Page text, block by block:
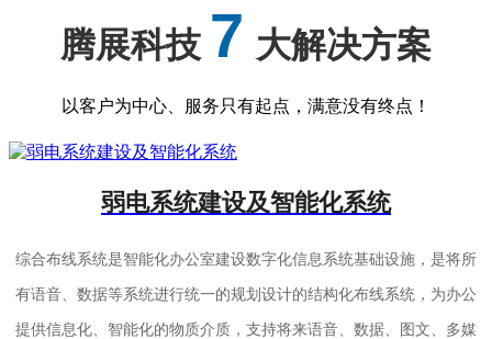
腾展科技 7 大解决方案
以客户为中心、服务只有起点，满意没有终点！
弱电系统建设及智能化系统
综合布线系统是智能化办公室建设数字化信息系统基础设施，是将所
有语音、数据等系统进行统一的规划设计的结构化布线系统，为办公
提供信息化、智能化的物质介质，支持将来语音、数据、图文、多媒